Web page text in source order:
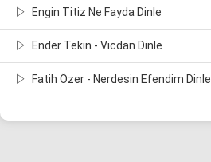
Engin Titiz Ne Fayda Dinle
Ender Tekin - Vicdan Dinle
Fatih Özer - Nerdesin Efendim Dinle